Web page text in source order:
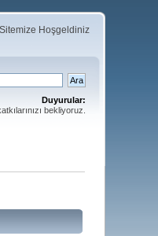
Sitemize Hoşgeldiniz
Duyurular:
bekliyoruz.